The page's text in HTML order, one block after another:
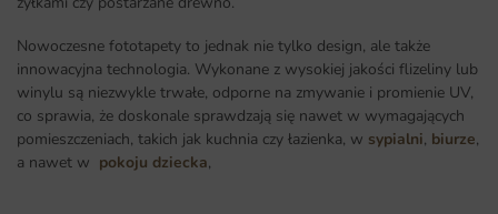
Nowoczesne fototapety to jednak nie tylko design, ale także
innowacyjna technologia. Wykonane z wysokiej jakości flizeliny lub
winylu są niezwykle trwałe, odporne na zmywanie i promienie UV,
co sprawia, że doskonale sprawdzają się nawet w wymagających
pomieszczeniach, takich jak kuchnia czy łazienka, w sypialni, biurze,
a nawet w pokoju dziecka,